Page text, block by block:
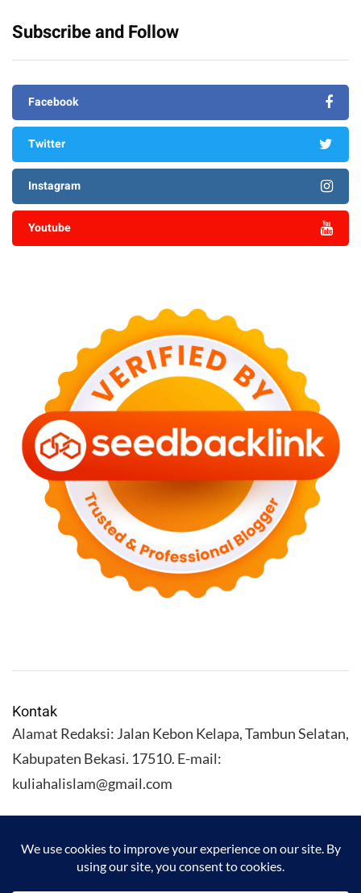
Subscribe and Follow
Facebook
Twitter
Instagram
Youtube
Kontak
Alamat Redaksi: Jalan Kebon Kelapa, Tambun Selatan,
Kabupaten Bekasi. 17510. E-mail:
kuliahalislam@gmail.com